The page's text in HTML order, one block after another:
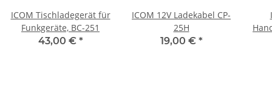
ICOM Tischladegerät für
Funkgeräte, BC-251
43,00 € *
ICOM 12V Ladekabel CP-
25H
19,00 € *